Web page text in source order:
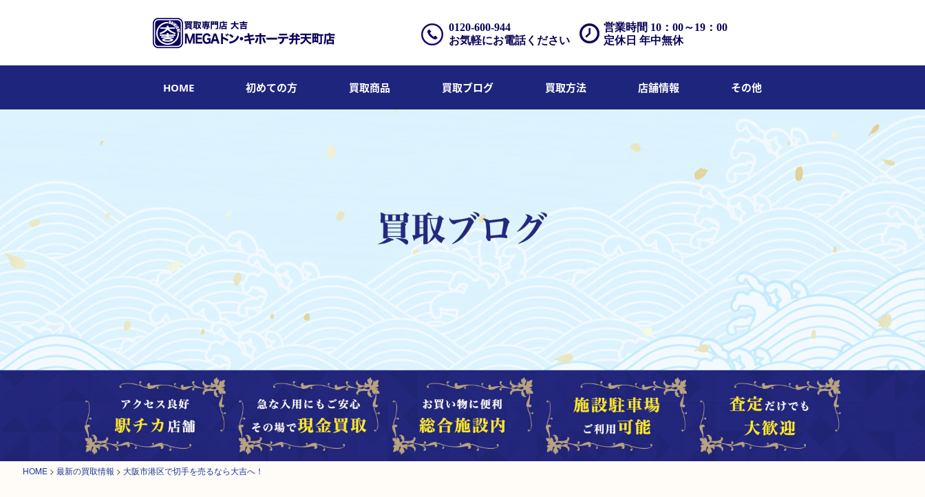
営業時間 10：00～19：00
定休日 年中無休
0120-600-944
お気軽にお電話ください
HOME 初めての方 買取商品 買取ブログ 買取方法 店舗情報 その他
HOME > 最新の買取情報 > 大阪市港区で切手を売るなら大吉へ！